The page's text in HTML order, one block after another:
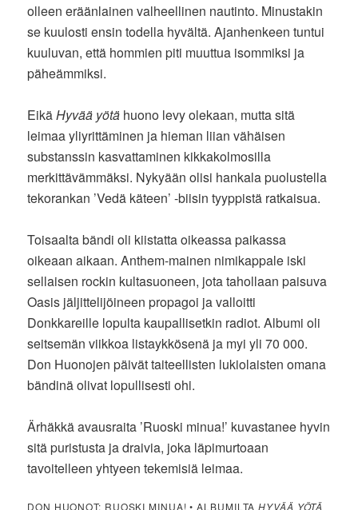
olleen eräänlainen valheellinen nautinto. Minustakin
se kuulosti ensin todella hyvältä. Ajanhenkeen tuntui
kuuluvan, että hommien piti muuttua isommiksi ja
päheämmiksi.
EikäHyvää yötä huono levy olekaan, mutta sitä
leimaa yliyrittäminen ja hieman liian vähäisen
substanssin kasvattaminen kikkakolmosilla
merkittävämmäksi. Nykyään olisi hankala puolustella
tekorankan ’Vedä käteen’ -biisin tyyppistä ratkaisua.
Toisaalta bändi oli kiistatta oikeassa paikassa
oikeaan aikaan. Anthem-mainen nimikappale iski
sellaisen rockin kultasuoneen, jota tahollaan paisuva
Oasis jäljittelijöineen propagoi ja valloitti
Donkkareille lopulta kaupallisetkin radiot. Albumi oli
seitsemän viikkoa listaykkösenä ja myi yli 70 000.
Don Huonojen päivät taiteellisten lukiolaisten omana
bändinä olivat lopullisesti ohi.
Ärhäkkä avausraita ’Ruoski minua!’ kuvastanee hyvin
sitä puristusta ja draivia, joka läpimurtoaan
tavoitelleen yhtyeen tekemisiä leimaa.
DON HUONOT: RUOSKI MINUA! • ALBUMILTAHYVÄÄ YÖTÄ